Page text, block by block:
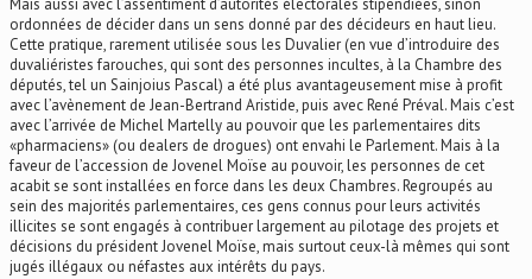
Mais aussi avec l’assentiment d’autorités électorales stipendiées, sinon
ordonnées de décider dans un sens donné par des décideurs en haut lieu.
Cette pratique, rarement utilisée sous les Duvalier (en vue d’introduire des
duvaliéristes farouches, qui sont des personnes incultes, à la Chambre des
députés, tel un Sainjoius Pascal) a été plus avantageusement mise à profit
avec l’avènement de Jean-Bertrand Aristide, puis avec René Préval. Mais c’est
avec l’arrivée de Michel Martelly au pouvoir que les parlementaires dits
«pharmaciens» (ou dealers de drogues) ont envahi le Parlement. Mais à la
faveur de l’accession de Jovenel Moïse au pouvoir, les personnes de cet
acabit se sont installées en force dans les deux Chambres. Regroupés au
sein des majorités parlementaires, ces gens connus pour leurs activités
illicites se sont engagés à contribuer largement au pilotage des projets et
décisions du président Jovenel Moïse, mais surtout ceux-là mêmes qui sont
jugés illégaux ou néfastes aux intérêts du pays.